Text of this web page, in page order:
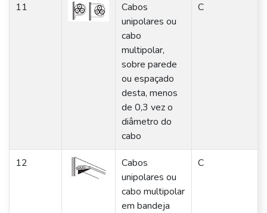
11
Cabos
unipolares ou
cabo
multipolar,
sobre parede
ou espaçado
desta, menos
de 0,3 vez o
diâmetro do
cabo
C
12
Cabos
unipolares ou
cabo multipolar
em bandeja
C